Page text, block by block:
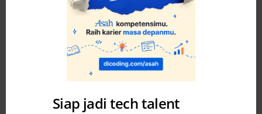
Siap jadi tech talent